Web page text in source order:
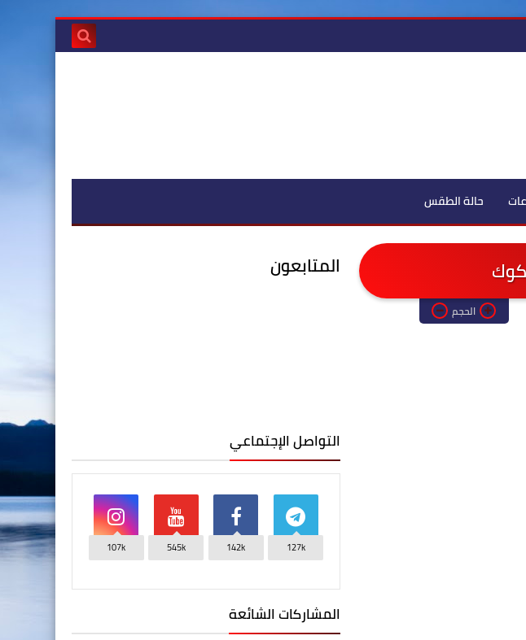
حالة الطقس
الحجم
المتابعون
التواصل الإجتماعي
127k
142k
545k
107k
المشاركات الشائعة